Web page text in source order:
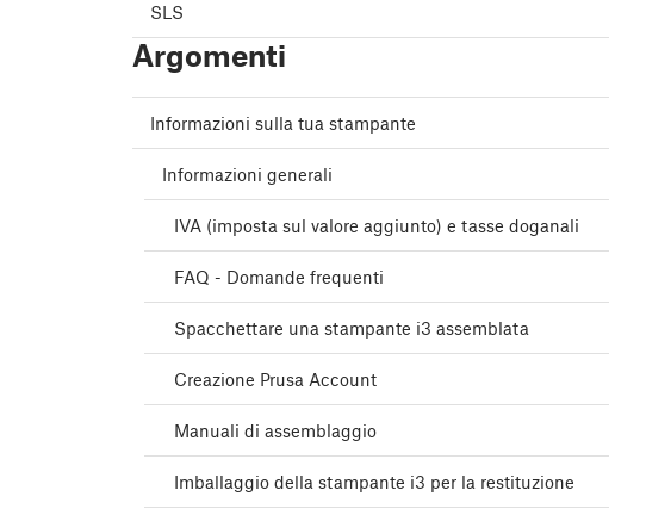
SLS
Argomenti
Informazioni sulla tua stampante
Informazioni generali
IVA (imposta sul valore aggiunto) e tasse doganali
FAQ - Domande frequenti
Spacchettare una stampante i3 assemblata
Creazione Prusa Account
Manuali di assemblaggio
Imballaggio della stampante i3 per la restituzione